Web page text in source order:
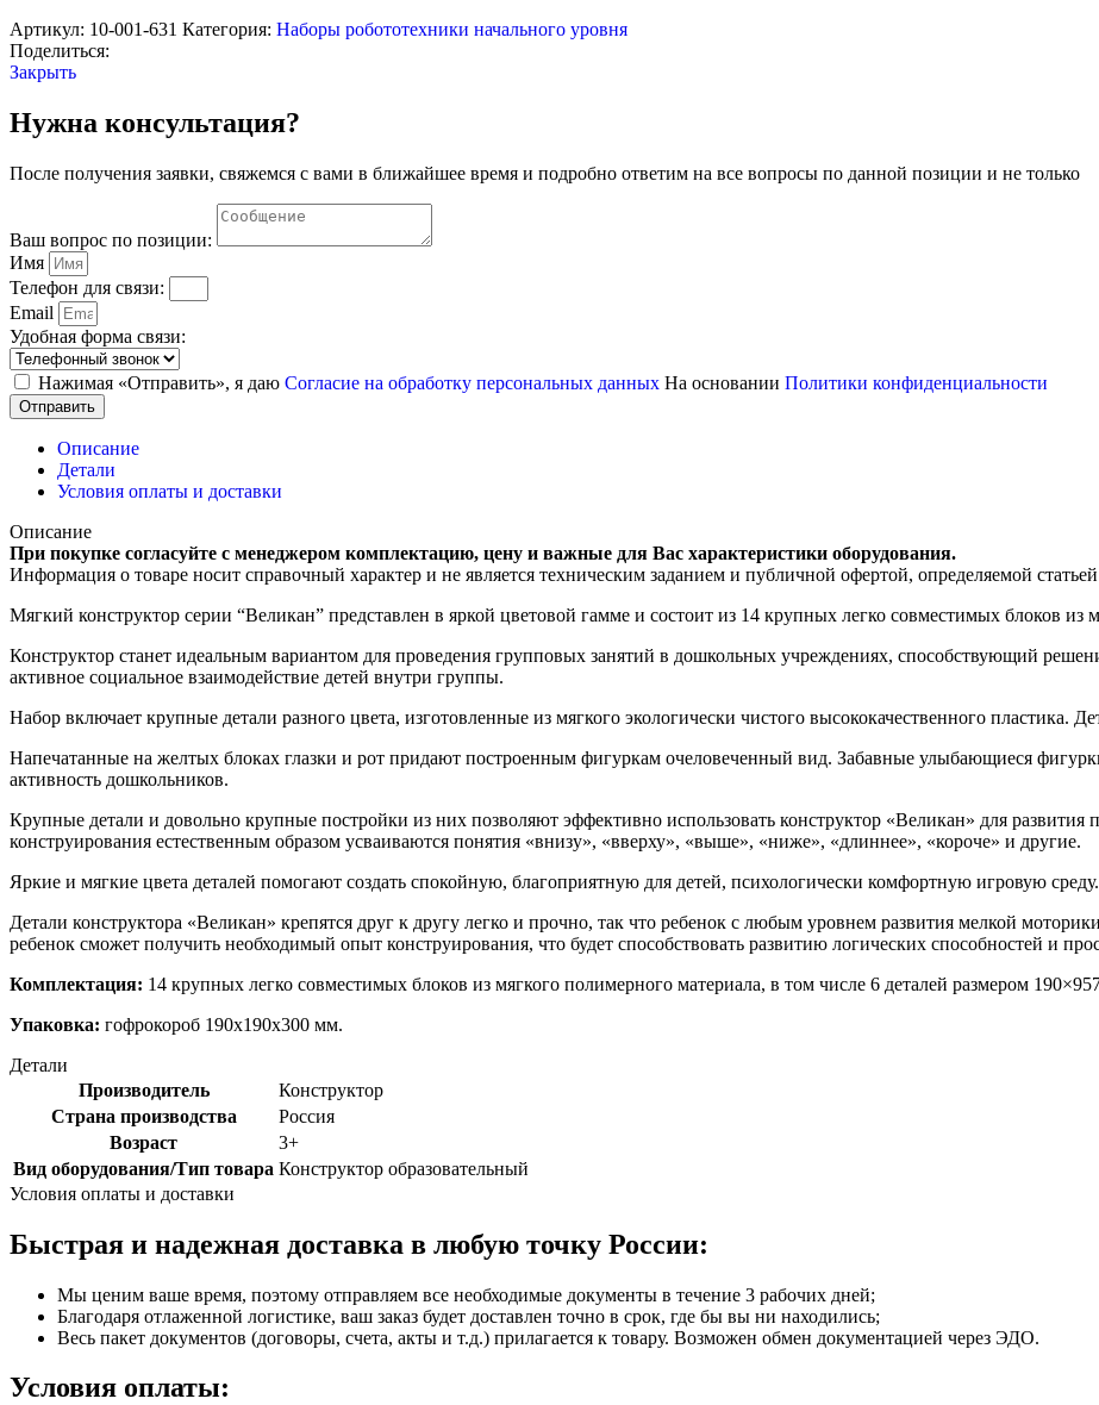
Артикул: 10-001-631 Категория: Наборы робототехники начального уровня
Поделиться:
Закрыть
Нужна консультация?
После получения заявки, свяжемся с вами в ближайшее время и подробно ответим на все вопросы по данной позиции и не только
Ваш вопрос по позиции:
Имя
Телефон для связи:
Email
Удобная форма связи:
Нажимая «Отправить», я даю Согласие на обработку персональных данных На основании Политики конфиденциальности
Отправить
Описание
Детали
Условия оплаты и доставки
Описание
При покупке согласуйте с менеджером комплектацию, цену и важные для Вас характеристики оборудования.
Информация о товаре носит справочный характер и не является техническим заданием и публичной офертой, определяемой
Мягкий конструктор серии “Великан” представлен в яркой цветовой гамме и состоит из 14 крупных легко совместимых блоков из
Конструктор станет идеальным вариантом для проведения групповых занятий в дошкольных учреждениях, способствующий
активное социальное взаимодействие детей внутри группы.
Набор включает крупные детали разного цвета, изготовленные из мягкого экологически чистого высококачественного пластика.
Напечатанные на желтых блоках глазки и рот придают построенным фигуркам очеловеченный вид. Забавные улыбающиеся
активность дошкольников.
Крупные детали и довольно крупные постройки из них позволяют эффективно использовать конструктор «Великан» для развития
конструирования естественным образом усваиваются понятия «внизу», «вверху», «выше», «ниже», «длиннее», «короче» и другие.
Яркие и мягкие цвета деталей помогают создать спокойную, благоприятную для детей, психологически комфортную игровую среду.
Детали конструктора «Великан» крепятся друг к другу легко и прочно, так что ребенок с любым уровнем развития мелкой
ребенок сможет получить необходимый опыт конструирования, что будет способствовать развитию логических способностей и
Комплектация: 14 крупных легко совместимых блоков из мягкого полимерного материала, в том числе 6 деталей размером
Упаковка: гофрокороб 190x190x300 мм.
Детали
Производитель
Конструктор
Страна производства
Россия
Возраст
3+
Вид оборудования/Тип товара Конструктор образовательный
Условия оплаты и доставки
Быстрая и надежная доставка в любую точку России:
Мы ценим ваше время, поэтому отправляем все необходимые документы в течение 3 рабочих дней;
Благодаря отлаженной логистике, ваш заказ будет доставлен точно в срок, где бы вы ни находились;
Весь пакет документов (договоры, счета, акты и т.д.) прилагается к товару. Возможен обмен документацией через ЭДО.
Условия оплаты: